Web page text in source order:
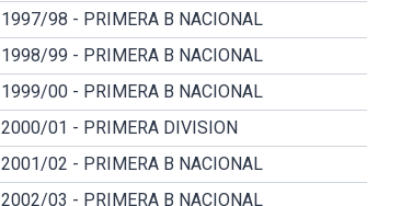
1997/98 - PRIMERA B NACIONAL
1998/99 - PRIMERA B NACIONAL
1999/00 - PRIMERA B NACIONAL
2000/01 - PRIMERA DIVISION
2001/02 - PRIMERA B NACIONAL
2002/03 - PRIMERA B NACIONAL